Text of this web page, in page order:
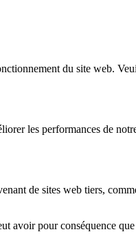
du site web.
les performances de
de sites web tiers,
avoir pour conséquence